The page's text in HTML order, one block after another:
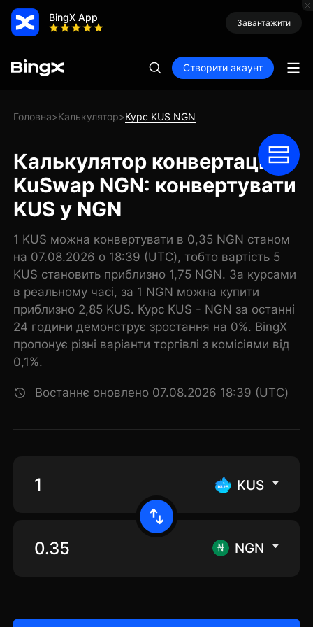
BingX App Завантажити
Створити акаунт
Головна>Калькулятор>Курс KUS NGN
Калькулятор конвертації
KuSwap NGN: конвертувати
KUS у NGN
1 KUS можна конвертувати в 0,35 NGN станом
на 07.08.2026 о 18:39 (UTC), тобто вартість 5
KUS становить приблизно 1,75 NGN. За курсами
в реальному часі, за 1 NGN можна купити
приблизно 2,85 KUS. Курс KUS - NGN за останні
24 години демонструє зростання на 0%. BingX
пропонує різні варіанти торгівлі з комісіями від
0,1%.
Востаннє оновлено 07.08.2026 18:39 (UTC)
KUS
NGN